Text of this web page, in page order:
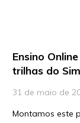
Ensino
trilhas do
31 de maio de
Montamos este